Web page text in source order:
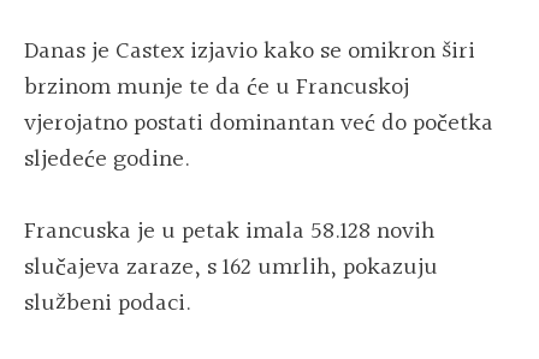
Danas je Castex izjavio kako se omikron širi
brzinom munje te da će u Francuskoj
vjerojatno postati dominantan već do početka
sljedeće godine.
Francuska je u petak imala 58.128 novih
slučajeva zaraze, s 162 umrlih, pokazuju
službeni podaci.